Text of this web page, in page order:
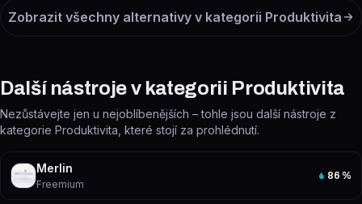
Zobrazit všechny alternativy v kategorii Produktivita
Další nástroje v kategorii Produktivita
Nezůstávejte jen u nejoblíbenějších – tohle jsou další nástroje z
kategorie Produktivita, které stojí za prohlédnutí.
Merlin
Freemium
86 %